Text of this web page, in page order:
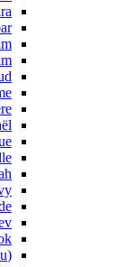
(Rav Askenazi (Manitou